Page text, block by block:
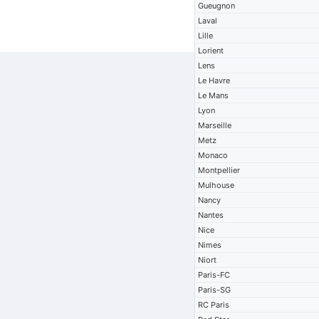
Gueugnon
Laval
Lille
Lorient
Lens
Le Havre
Le Mans
Lyon
Marseille
Metz
Monaco
Montpellier
Mulhouse
Nancy
Nantes
Nice
Nimes
Niort
Paris-FC
Paris-SG
RC Paris